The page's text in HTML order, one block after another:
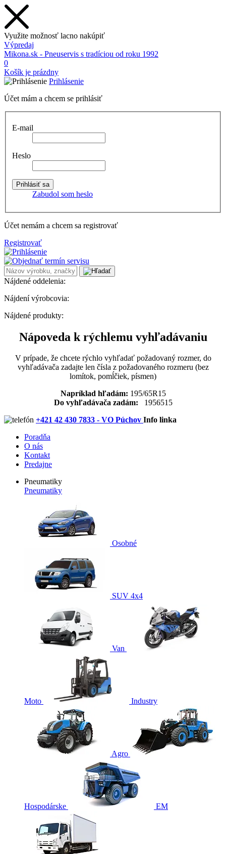
Využite možnosť lacno nakúpiť
Výpredaj
Mikona.sk - Pneuservis s tradíciou od roku 1992
0
Košík je prázdny
Prihlásenie
Účet mám a chcem se prihlásiť
E-mail
Heslo
Zabudol som heslo
Účet nemám a chcem sa registrovať
Registrovať
Nájdené oddelenia:
Nájdení výrobcovia:
Nájdené produkty:
Nápoveda k rýchlemu vyhľadávaniu
V prípade, že chcete rýchlo vyhľadať požadovaný rozmer, do
vyhľadávača zadajte len čísla z požadovaného rozmeru (bez
lomítok, pomĺčiek, písmen)
Napríklad hľadám: 195/65R15
Do vyhľadávača zadám: 1956515
+421 42 430 7833 - VO Púchov Info linka
Poradňa
O nás
Kontakt
Predajne
Pneumatiky
Pneumatiky
Osobné
SUV 4x4
Van
Moto Industry
Agro
Hospodárske EM